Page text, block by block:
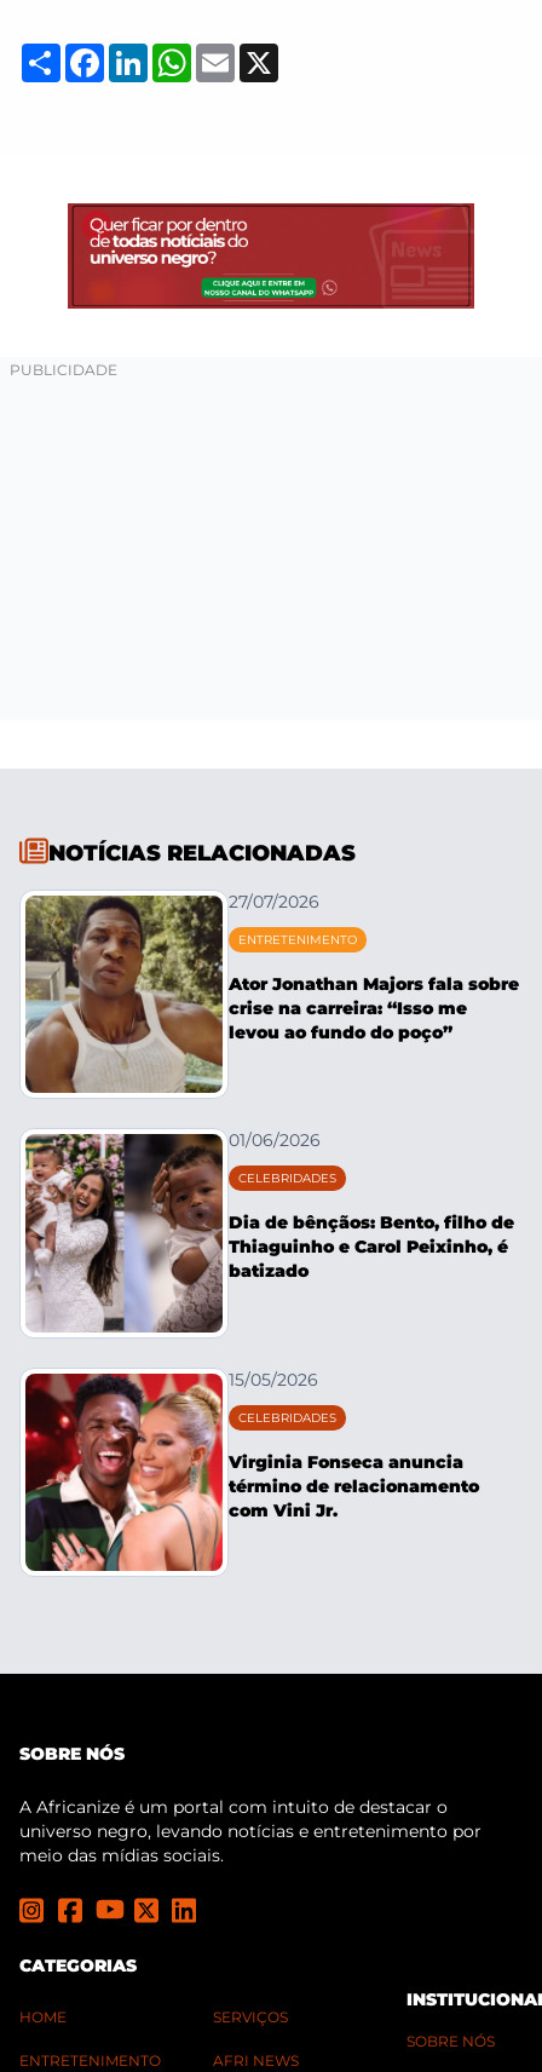
Compartilhar
Facebook
LinkedInWhatsApp
Email
NOTÍCIAS RELACIONADAS
27/07/2026
ENTRETENIMENTO
Ator Jonathan Majors fala sobre
crise na carreira: “Isso me
levou ao fundo do poço”
01/06/2026
CELEBRIDADES
Dia de bênçãos: Bento, filho de
Thiaguinho e Carol Peixinho, é
batizado
15/05/2026
CELEBRIDADES
Virginia Fonseca anuncia
término de relacionamento
com Vini Jr.
SOBRE NÓS
A Africanize é um portal com intuito de destacar o
universo negro, levando notícias e entretenimento por
meio das mídias sociais.
CATEGORIAS
HOME
ENTRETENIMENTO
SERVIÇOS
AFRI NEWS
SOBRE NÓS